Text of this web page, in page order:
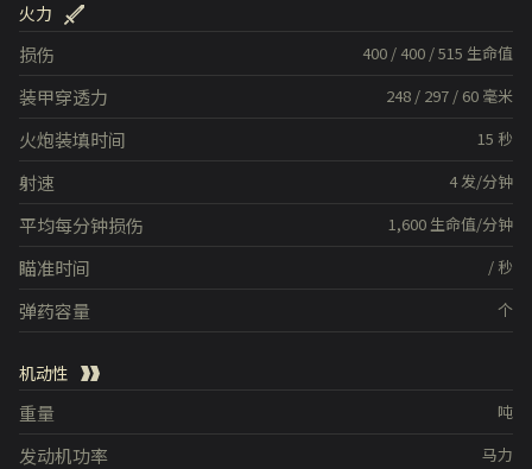
火力
400 / 400 /515 生命值
损伤
248 / 297 / 60 毫米
装甲穿透力
15 秒
火炮装填时间
4发/分钟
射速
1,600 生命值/分钟
平均每分钟损伤
/ 秒
瞄准时间
个
弹药容量
机动性
吨
重量
马力
发动机功率